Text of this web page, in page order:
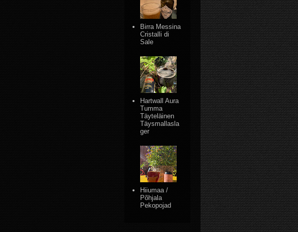
Birra Messina
Cristalli di
Sale
Hartwall Aura
Tumma
Täyteläinen
Täysmallasla
ger
Hiiumaa /
Põhjala
Pekopojad